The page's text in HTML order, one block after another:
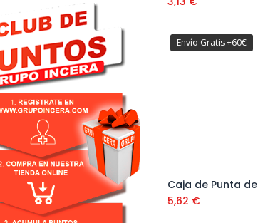
Envío Gratis +60€
Añadir al
5,62 €